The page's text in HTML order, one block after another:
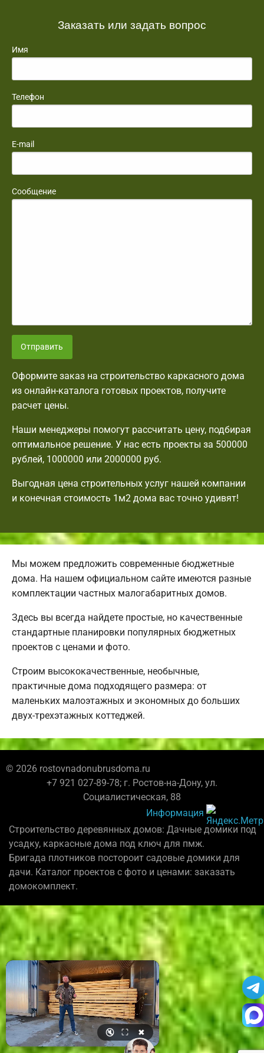
Заказать или задать вопрос
Имя
Телефон
E-mail
Сообщение
Отправить
Оформите заказ на строительство каркасного дома
из онлайн-каталога готовых проектов, получите
расчет цены.
Наши менеджеры помогут рассчитать цену, подбирая
оптимальное решение. У нас есть проекты за 500000
рублей, 1000000 или 2000000 руб.
Выгодная цена строительных услуг нашей компании
и конечная стоимость 1м2 дома вас точно удивят!
Мы можем предложить современные бюджетные
дома. На нашем официальном сайте имеются разные
комплектации частных малогабаритных домов.
Здесь вы всегда найдете простые, но качественные
стандартные планировки популярных бюджетных
проектов с ценами и фото.
Строим высококачественные, необычные,
практичные дома подходящего размера: от
маленьких малоэтажных и экономных до больших
двух-трехэтажных коттеджей.
© 2026 rostovnadonubrusdoma.ru
+7 921 027-89-78; г. Ростов-на-Дону, ул.
Социалистическая, 88
Информация
Строительство деревянных домов: Дачные домики под
усадку, каркасные дома под ключ для пмж.
Бригада плотников постороит садовые домики для
дачи. Каталог проектов с фото и ценами: заказать
домокомплект.
🔇 ⛶ ✖